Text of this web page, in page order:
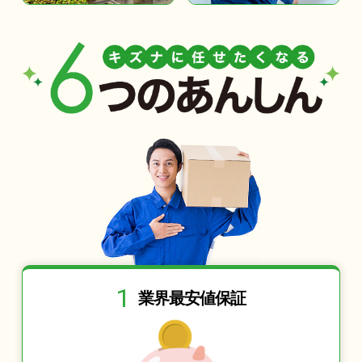
1 業界最安値保証